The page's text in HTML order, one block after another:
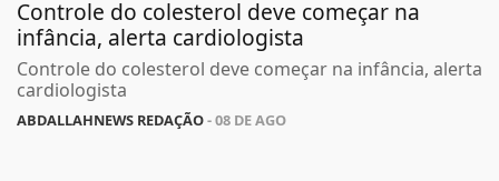
Controle do colesterol deve começar na
infância, alerta cardiologista
Controle do colesterol deve começar na infância, alerta
cardiologista
ABDALLAHNEWS REDAÇÃO- 08 DE AGO